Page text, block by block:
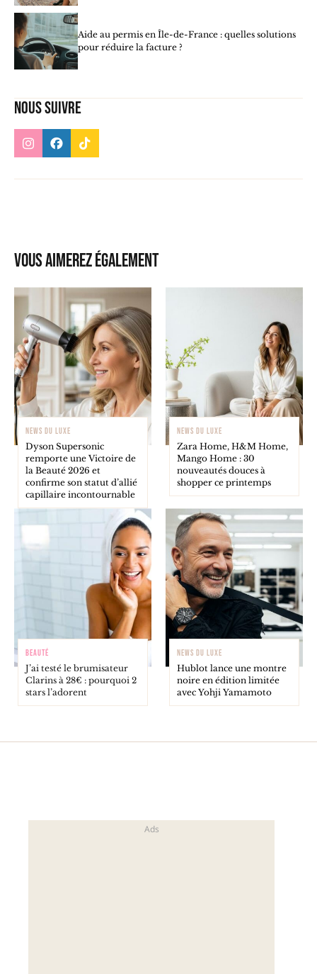
Aide au permis en Île-de-France : quelles solutions
pour réduire la facture ?
Nous suivre
Vous aimerez également
NEWS DU LUXE
Dyson Supersonic
remporte une Victoire de
la Beauté 2026 et
confirme son statut d’allié
capillaire incontournable
NEWS DU LUXE
Zara Home, H&M Home,
Mango Home : 30
nouveautés douces à
shopper ce printemps
BEAUTÉ
J’ai testé le brumisateur
Clarins à 28€ : pourquoi 2
stars l’adorent
NEWS DU LUXE
Hublot lance une montre
noire en édition limitée
avec Yohji Yamamoto